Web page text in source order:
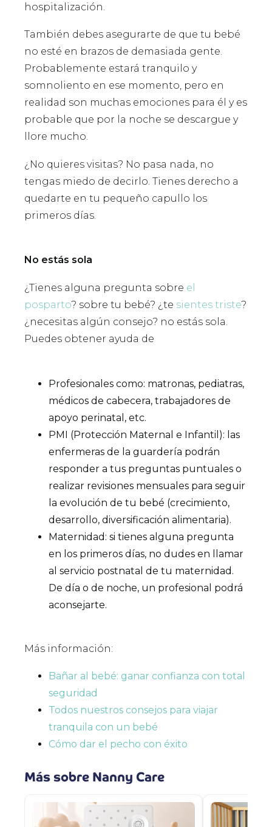
hospitalización.
También debes asegurarte de que tu bebé
no esté en brazos de demasiada gente.
Probablemente estará tranquilo y
somnoliento en ese momento, pero en
realidad son muchas emociones para él y es
probable que por la noche se descargue y
llore mucho.
¿No quieres visitas? No pasa nada, no
tengas miedo de decirlo. Tienes derecho a
quedarte en tu pequeño capullo los
primeros días.
No estás sola
¿Tienes alguna pregunta sobre el
posparto? sobre tu bebé? ¿te sientes triste?
¿necesitas algún consejo? no estás sola.
Puedes obtener ayuda de
Profesionales como: matronas, pediatras,
médicos de cabecera, trabajadores de
apoyo perinatal, etc.
PMI (Protección Maternal e Infantil): las
enfermeras de la guardería podrán
responder a tus preguntas puntuales o
realizar revisiones mensuales para seguir
la evolución de tu bebé (crecimiento,
desarrollo, diversificación alimentaria).
Maternidad: si tienes alguna pregunta
en los primeros días, no dudes en llamar
al servicio postnatal de tu maternidad.
De día o de noche, un profesional podrá
aconsejarte.
Más información:
Bañar al bebé: ganar confianza con total
seguridad
Todos nuestros consejos para viajar
tranquila con un bebé
Cómo dar el pecho con éxito
Más sobre Nanny Care